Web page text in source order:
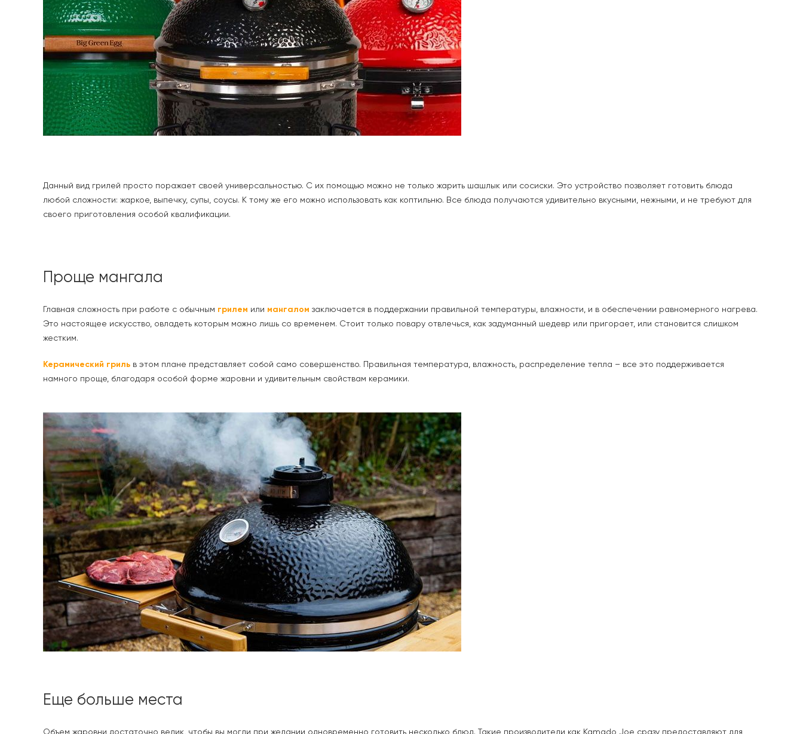
Данный вид грилей просто поражает своей универсальностью. С их помощью можно не только жарить шашлык или сосиски. Это устройство позволяет готовить блюда
любой сложности: жаркое, выпечку, супы, соусы. К тому же его можно использовать как коптильню. Все блюда получаются удивительно вкусными, нежными, и не требуют для
своего приготовления особой квалификации.
Проще мангала
Главная сложность при работе с обычным грилем или мангалом заключается в поддержании правильной температуры, влажности, и в обеспечении равномерного нагрева.
Это настоящее искусство, овладеть которым можно лишь со временем. Стоит только повару отвлечься, как задуманный шедевр или пригорает, или становится слишком
жестким.
Керамический гриль в этом плане представляет собой само совершенство. Правильная температура, влажность, распределение тепла – все это поддерживается
намного проще, благодаря особой форме жаровни и удивительным свойствам керамики.
Еще больше места